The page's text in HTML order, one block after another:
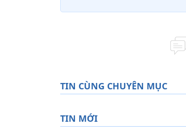
TIN CÙNG CHUYÊN MỤC
TIN MỚI